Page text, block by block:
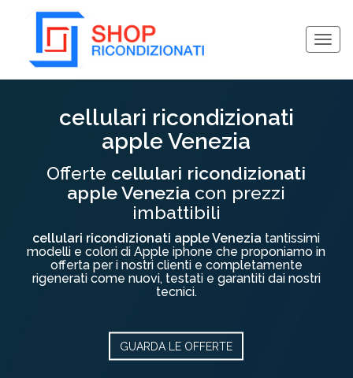
cellulari ricondizionati
apple Venezia
Offerte cellulari ricondizionati
apple Venezia con prezzi
imbattibili
cellulari ricondizionati apple Venezia tantissimi
modelli e colori di Apple iphone che proponiamo in
offerta per i nostri clienti e completamente
rigenerati come nuovi, testati e garantiti dai nostri
tecnici.
GUARDA LE OFFERTE